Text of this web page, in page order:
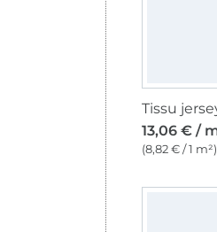
13,06 € /
(8,82 € / 1 m²)